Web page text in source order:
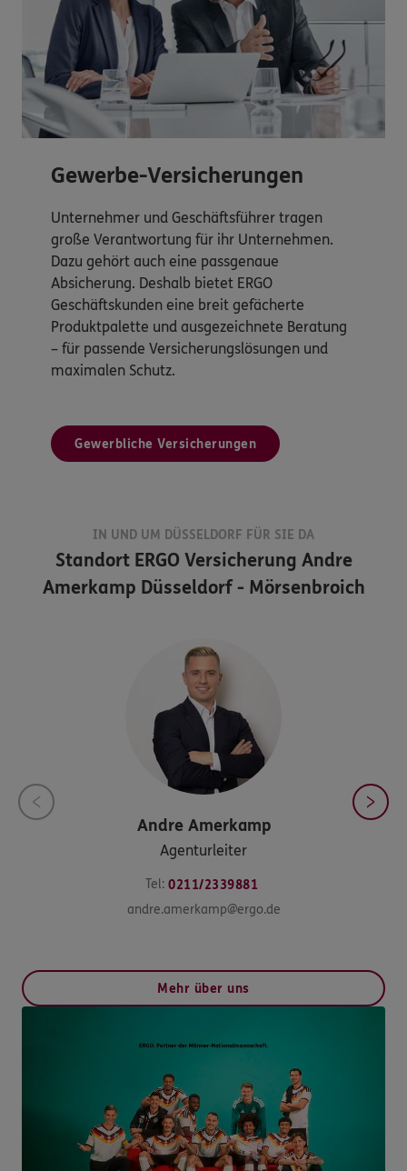
Gewerbe-Versicherungen
Unternehmer und Geschäftsführer tragen
große Verantwortung für ihr Unternehmen.
Dazu gehört auch eine passgenaue
Absicherung. Deshalb bietet ERGO
Geschäftskunden eine breit gefächerte
Produktpalette und ausgezeichnete Beratung
– für passende Versicherungslösungen und
maximalen Schutz.
Gewerbliche Versicherungen
IN UND UM DÜSSELDORF FÜR SIE DA
Standort ERGO Versicherung Andre
Amerkamp Düsseldorf - Mörsenbroich
Andre Amerkamp
Agenturleiter
Tel: 0211/2339881
andre.amerkamp@ergo.de
Mehr über uns